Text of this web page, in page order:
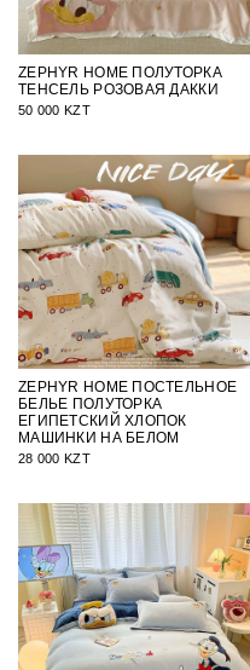
ZEPHYR HOME ПОЛУТОРКА
ТЕНСЕЛЬ РОЗОВАЯ ДАККИ
50 000 KZT
ZEPHYR HOME ПОСТЕЛЬНОЕ
БЕЛЬЕ ПОЛУТОРКА
ЕГИПЕТСКИЙ ХЛОПОК
МАШИНКИ НА БЕЛОМ
28 000 KZT